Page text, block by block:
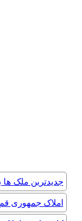
جدیدترین ملک ها
املاک جمهوری قم